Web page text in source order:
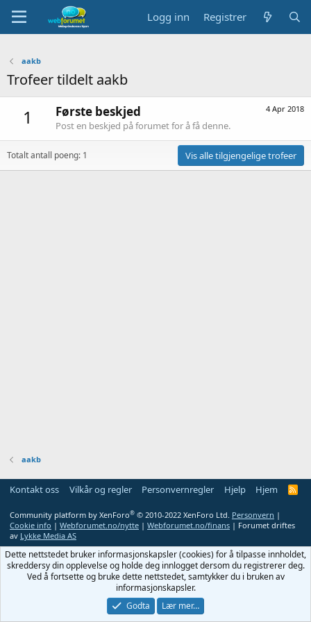
Logg inn Registrer
aakb
Trofeer tildelt aakb
1 4 Apr 2018
Første beskjed
Post en beskjed på forumet for å få denne.
Totalt antall poeng: 1 Vis alle tilgjengelige trofeer
aakb
Kontakt oss Vilkår og regler Personvernregler Hjelp Hjem
R
Community platform by XenForo® © 2010-2022 XenForo Ltd. Personvern |
Cookie info | Webforumet.no/nytte | Webforumet.no/finans | Forumet driftes
av Lykke Media AS
Dette nettstedet bruker informasjonskapsler (cookies) for å tilpasse innholdet,
skreddersy din opplevelse og holde deg innlogget dersom du registrerer deg.
Ved å fortsette og bruke dette nettstedet, samtykker du i bruken av
informasjonskapsler.
Godta
Lær mer…